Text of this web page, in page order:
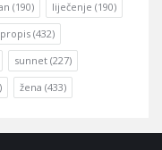
(190) liječenje (190)
propis (432)
sunnet (227)
žena (433)